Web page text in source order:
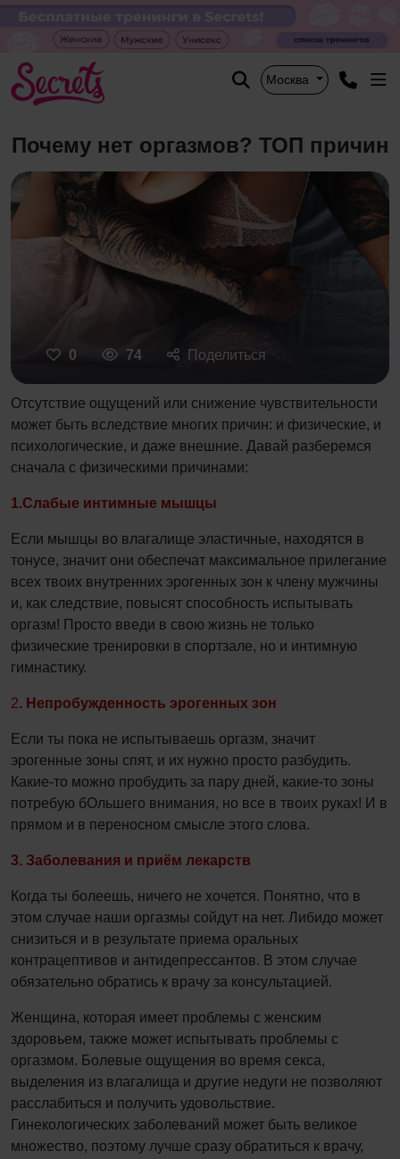
Москва
Почему нет оргазмов? ТОП причин
0 74 Поделиться
Отсутствие ощущений или снижение чувствительности
может быть вследствие многих причин: и физические, и
психологические, и даже внешние. Давай разберемся
сначала с физическими причинами:
1.Слабые интимные мышцы
Если мышцы во влагалище эластичные, находятся в
тонусе, значит они обеспечат максимальное прилегание
всех твоих внутренних эрогенных зон к члену мужчины
и, как следствие, повысят способность испытывать
оргазм! Просто введи в свою жизнь не только
физические тренировки в спортзале, но и интимную
гимнастику.
2. Непробужденность эрогенных зон
Если ты пока не испытываешь оргазм, значит
эрогенные зоны спят, и их нужно просто разбудить.
Какие-то можно пробудить за пару дней, какие-то зоны
потребую бОльшего внимания, но все в твоих руках! И в
прямом и в переносном смысле этого слова.
3. Заболевания и приём лекарств
Когда ты болеешь, ничего не хочется. Понятно, что в
этом случае наши оргазмы сойдут на нет. Либидо может
снизиться и в результате приема оральных
контрацептивов и антидепрессантов. В этом случае
обязательно обратись к врачу за консультацией.
Женщина, которая имеет проблемы с женским
здоровьем, также может испытывать проблемы с
оргазмом. Болевые ощущения во время секса,
выделения из влагалища и другие недуги не позволяют
расслабиться и получить удовольствие.
Гинекологических заболеваний может быть великое
множество, поэтому лучше сразу обратиться к врачу,